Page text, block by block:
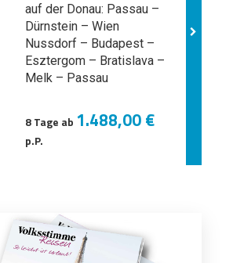
auf der Donau: Passau –
Dürnstein – Wien
Nussdorf – Budapest –
Esztergom – Bratislava –
Melk – Passau
8 Tage ab 1.488,00 €
p.P.